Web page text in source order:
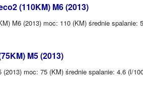
(110KM) M6 (2013)
M6 (2013) moc: 110 (KM) średnie spalanie:
M5 (2013)
moc: 75 (KM) średnie spalanie: 4.6 (l/